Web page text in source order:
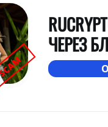
ЧЕРЕЗ